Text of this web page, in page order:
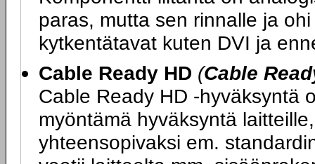
paras, mutta sen rinnalle ja
kytkentätavat kuten DVI ja
Cable Ready HD (Cable
Cable Ready HD -hyväksyntä
myöntämä hyväksyntä
yhteensopivaksi em.